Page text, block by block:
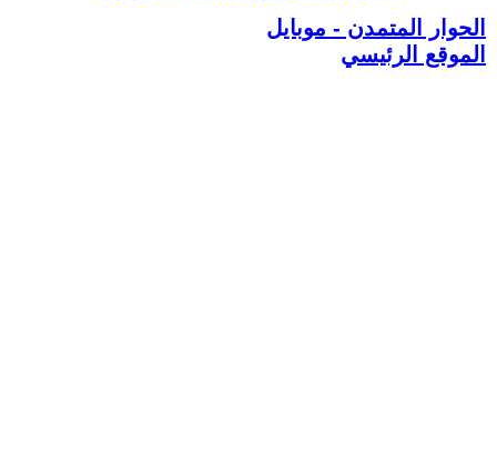
الحوار المتمدن - موبايل
الموقع الرئيسي